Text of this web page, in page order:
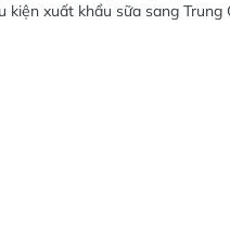
kiện xuất khẩu sữa sang